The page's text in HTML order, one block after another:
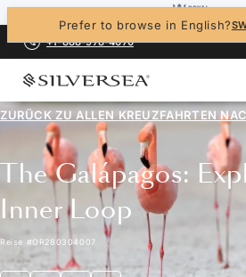
Prefer to browse in English?
+1-888-978-4070
ZURÜCK ZU ALLEN KREUZFAHRTEN
The Galápagos:
Inner Loop
Reise #OR280304007